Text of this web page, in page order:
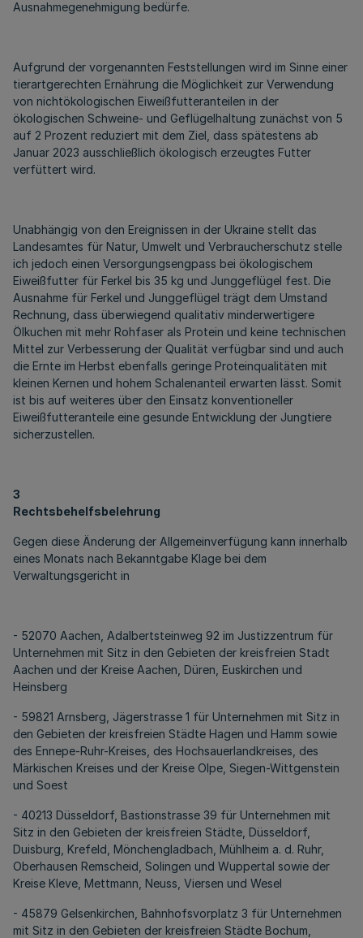
Ausnahmegenehmigung bedürfe.
Aufgrund der vorgenannten Feststellungen wird im Sinne einer
tierartgerechten Ernährung die Möglichkeit zur Verwendung
von nichtökologischen Eiweißfutteranteilen in der
ökologischen Schweine- und Geflügelhaltung zunächst von 5
auf 2 Prozent reduziert mit dem Ziel, dass spätestens ab
Januar 2023 ausschließlich ökologisch erzeugtes Futter
verfüttert wird.
Unabhängig von den Ereignissen in der Ukraine stellt das
Landesamtes für Natur, Umwelt und Verbraucherschutz stelle
ich jedoch einen Versorgungsengpass bei ökologischem
Eiweißfutter für Ferkel bis 35 kg und Junggeflügel fest. Die
Ausnahme für Ferkel und Junggeflügel trägt dem Umstand
Rechnung, dass überwiegend qualitativ minderwertigere
Ölkuchen mit mehr Rohfaser als Protein und keine technischen
Mittel zur Verbesserung der Qualität verfügbar sind und auch
die Ernte im Herbst ebenfalls geringe Proteinqualitäten mit
kleinen Kernen und hohem Schalenanteil erwarten lässt. Somit
ist bis auf weiteres über den Einsatz konventioneller
Eiweißfutteranteile eine gesunde Entwicklung der Jungtiere
sicherzustellen.
3
Rechtsbehelfsbelehrung
Gegen diese Änderung der Allgemeinverfügung kann innerhalb
eines Monats nach Bekanntgabe Klage bei dem
Verwaltungsgericht in
- 52070 Aachen, Adalbertsteinweg 92 im Justizzentrum für
Unternehmen mit Sitz in den Gebieten der kreisfreien Stadt
Aachen und der Kreise Aachen, Düren, Euskirchen und
Heinsberg
- 59821 Arnsberg, Jägerstrasse 1 für Unternehmen mit Sitz in
den Gebieten der kreisfreien Städte Hagen und Hamm sowie
des Ennepe-Ruhr-Kreises, des Hochsauerlandkreises, des
Märkischen Kreises und der Kreise Olpe, Siegen-Wittgenstein
und Soest
- 40213 Düsseldorf, Bastionstrasse 39 für Unternehmen mit
Sitz in den Gebieten der kreisfreien Städte, Düsseldorf,
Duisburg, Krefeld, Mönchengladbach, Mühlheim a. d. Ruhr,
Oberhausen Remscheid, Solingen und Wuppertal sowie der
Kreise Kleve, Mettmann, Neuss, Viersen und Wesel
- 45879 Gelsenkirchen, Bahnhofsvorplatz 3 für Unternehmen
mit Sitz in den Gebieten der kreisfreien Städte Bochum,